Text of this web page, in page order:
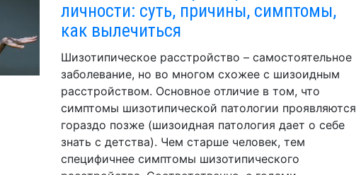
личности: суть, причины, симптомы,
как вылечиться
Шизотипическое расстройство – самостоятельное
заболевание, но во многом схожее с шизоидным
расстройством. Основное отличие в том, что
симптомы шизотипической патологии проявляются
гораздо позже (шизоидная патология дает о себе
знать с детства). Чем старше человек, тем
специфичнее симптомы шизотипического